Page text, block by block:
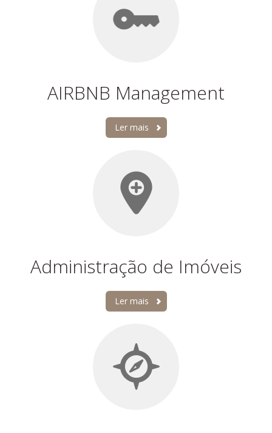
AIRBNB Management
Ler mais
Administração de Imóveis
Ler mais